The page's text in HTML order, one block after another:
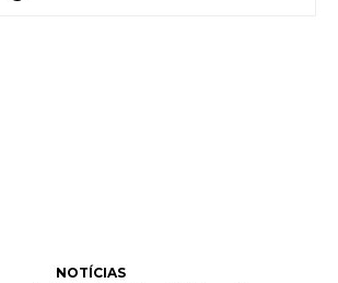
NOTÍCIAS